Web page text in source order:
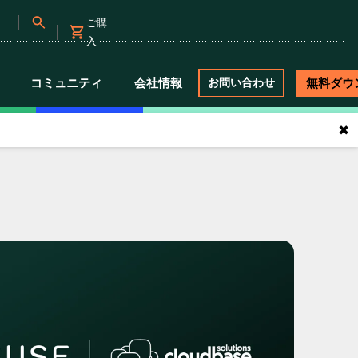
ご購
入
コミュニティ 会社情報 お問い合わせ 無料ダウ